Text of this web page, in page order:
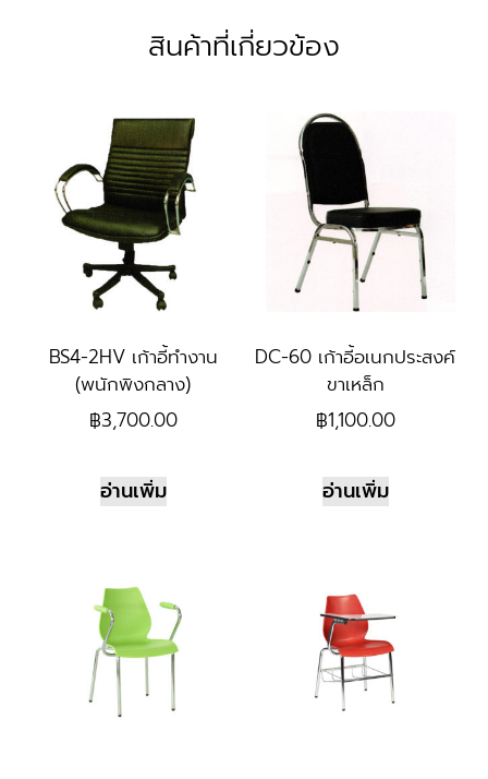
สินค้าที่เกี่ยวข้อง
BS4-2HV เก้าอี้ทำงาน
(พนักพิงกลาง)
฿3,700.00
อ่านเพิ่ม
DC-60 เก้าอี้อเนกประสงค์
ขาเหล็ก
฿1,100.00
อ่านเพิ่ม